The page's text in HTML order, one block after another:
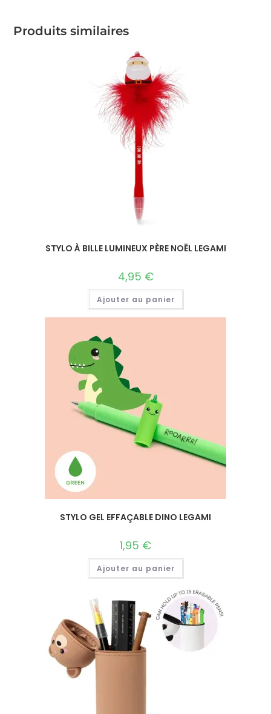
Produits similaires
STYLO À BILLE LUMINEUX PÈRE NOËL LEGAMI
4,95 €
Ajouter au panier
STYLO GEL EFFAÇABLE DINO LEGAMI
1,95 €
Ajouter au panier